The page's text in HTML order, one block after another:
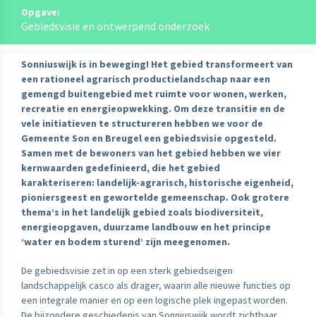
Opgave:
Gebiedsvisie en ontwerpend onderzoek
Sonniuswijk is in beweging! Het gebied transformeert van
een rationeel agrarisch productielandschap naar een
gemengd buitengebied met ruimte voor wonen, werken,
recreatie en energieopwekking. Om deze transitie en de
vele initiatieven te structureren hebben we voor de
Gemeente Son en Breugel een gebiedsvisie opgesteld.
Samen met de bewoners van het gebied hebben we vier
kernwaarden gedefinieerd, die het gebied
karakteriseren: landelijk-agrarisch, historische eigenheid,
pioniersgeest en gewortelde gemeenschap. Ook grotere
thema’s in het landelijk gebied zoals biodiversiteit,
energieopgaven, duurzame landbouw en het principe
‘water en bodem sturend’ zijn meegenomen.
De gebiedsvisie zet in op een sterk gebiedseigen
landschappelijk casco als drager, waarin alle nieuwe functies op
een integrale manier en op een logische plek ingepast worden.